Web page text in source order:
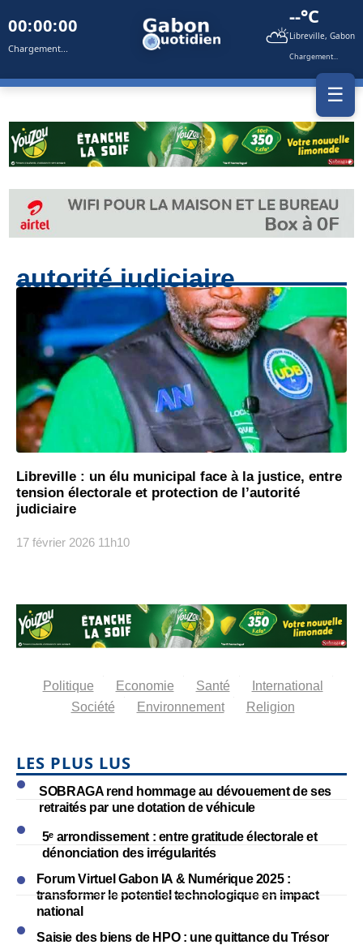
00:00:00
Chargement... ⛅
--°C
Libreville, Gabon
Chargement...
☰
autorité judiciaire
Libreville : un élu municipal face à la justice, entre
tension électorale et protection de l’autorité
judiciaire
17 février 2026 11h10
Politique Economie Santé
International
Société
Environnement Religion
LES PLUS LUS
SOBRAGA rend hommage au dévouement de ses
retraités par une dotation de véhicule
5ᵉ arrondissement : entre gratitude électorale et
dénonciation des irrégularités
Forum Virtuel Gabon IA & Numérique 2025 :
transformer le potentiel technologique en impact
national
Saisie des biens de HPO : une quittance du Trésor